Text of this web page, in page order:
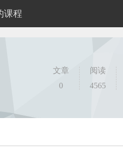
课程
阅读
4565
文章
0